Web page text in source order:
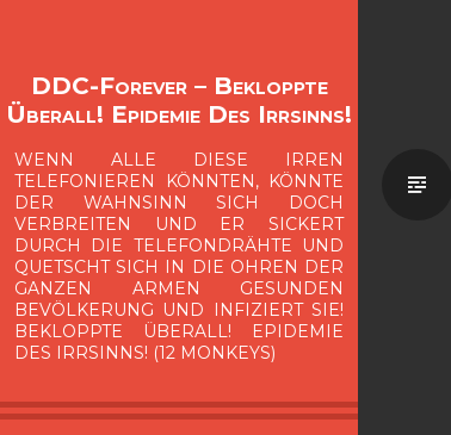
DDC-Forever – Bekloppte
Überall! Epidemie Des Irrsinns!
WENN ALLE DIESE IRREN
TELEFONIEREN KÖNNTEN, KÖNNTE
DER WAHNSINN SICH DOCH
VERBREITEN UND ER SICKERT
DURCH DIE TELEFONDRÄHTE UND
QUETSCHT SICH IN DIE OHREN DER
GANZEN ARMEN GESUNDEN
BEVÖLKERUNG UND INFIZIERT SIE!
BEKLOPPTE ÜBERALL! EPIDEMIE
DES IRRSINNS! (12 MONKEYS)